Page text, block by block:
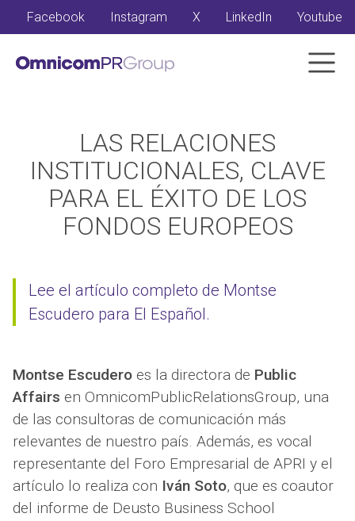
Facebook Instagram X LinkedIn Youtube
LAS RELACIONES
INSTITUCIONALES, CLAVE
PARA EL ÉXITO DE LOS
FONDOS EUROPEOS
Lee el artículo completo de Montse
Escudero para El Español.
Montse Escudero es la directora de Public
Affairs en OmnicomPublicRelationsGroup, una
de las consultoras de comunicación más
relevantes de nuestro país. Además, es vocal
representante del Foro Empresarial de APRI y el
artículo lo realiza con Iván Soto, que es coautor
del informe de Deusto Business School